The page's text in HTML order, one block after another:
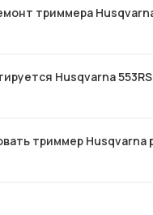
триммера
Husqvarna
триммер Husqvarna